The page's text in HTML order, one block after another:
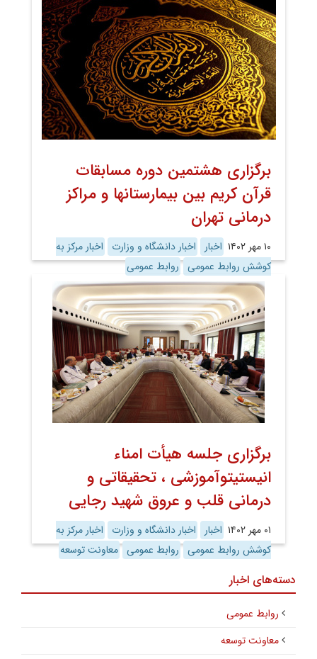
برگزاری هشتمین دوره مسابقات
قرآن کریم بین بیمارستانها و مراکز
درمانی تهران
۱۰ مهر ۱۴۰۲ اخبار اخبار دانشگاه و وزارت
اخبار مرکز به
کوشش روابط عمومی روابط عمومی
برگزاری جلسه هیأت امناء
انیستیتوآموزشی ، تحقیقاتی و
درمانی قلب و عروق شهید رجایی
۰۱ مهر ۱۴۰۲ اخبار اخبار دانشگاه و وزارت
اخبار مرکز به
کوشش روابط عمومی روابط عمومی معاونت توسعه
دسته‌های اخبار
روابط عمومی
معاونت توسعه